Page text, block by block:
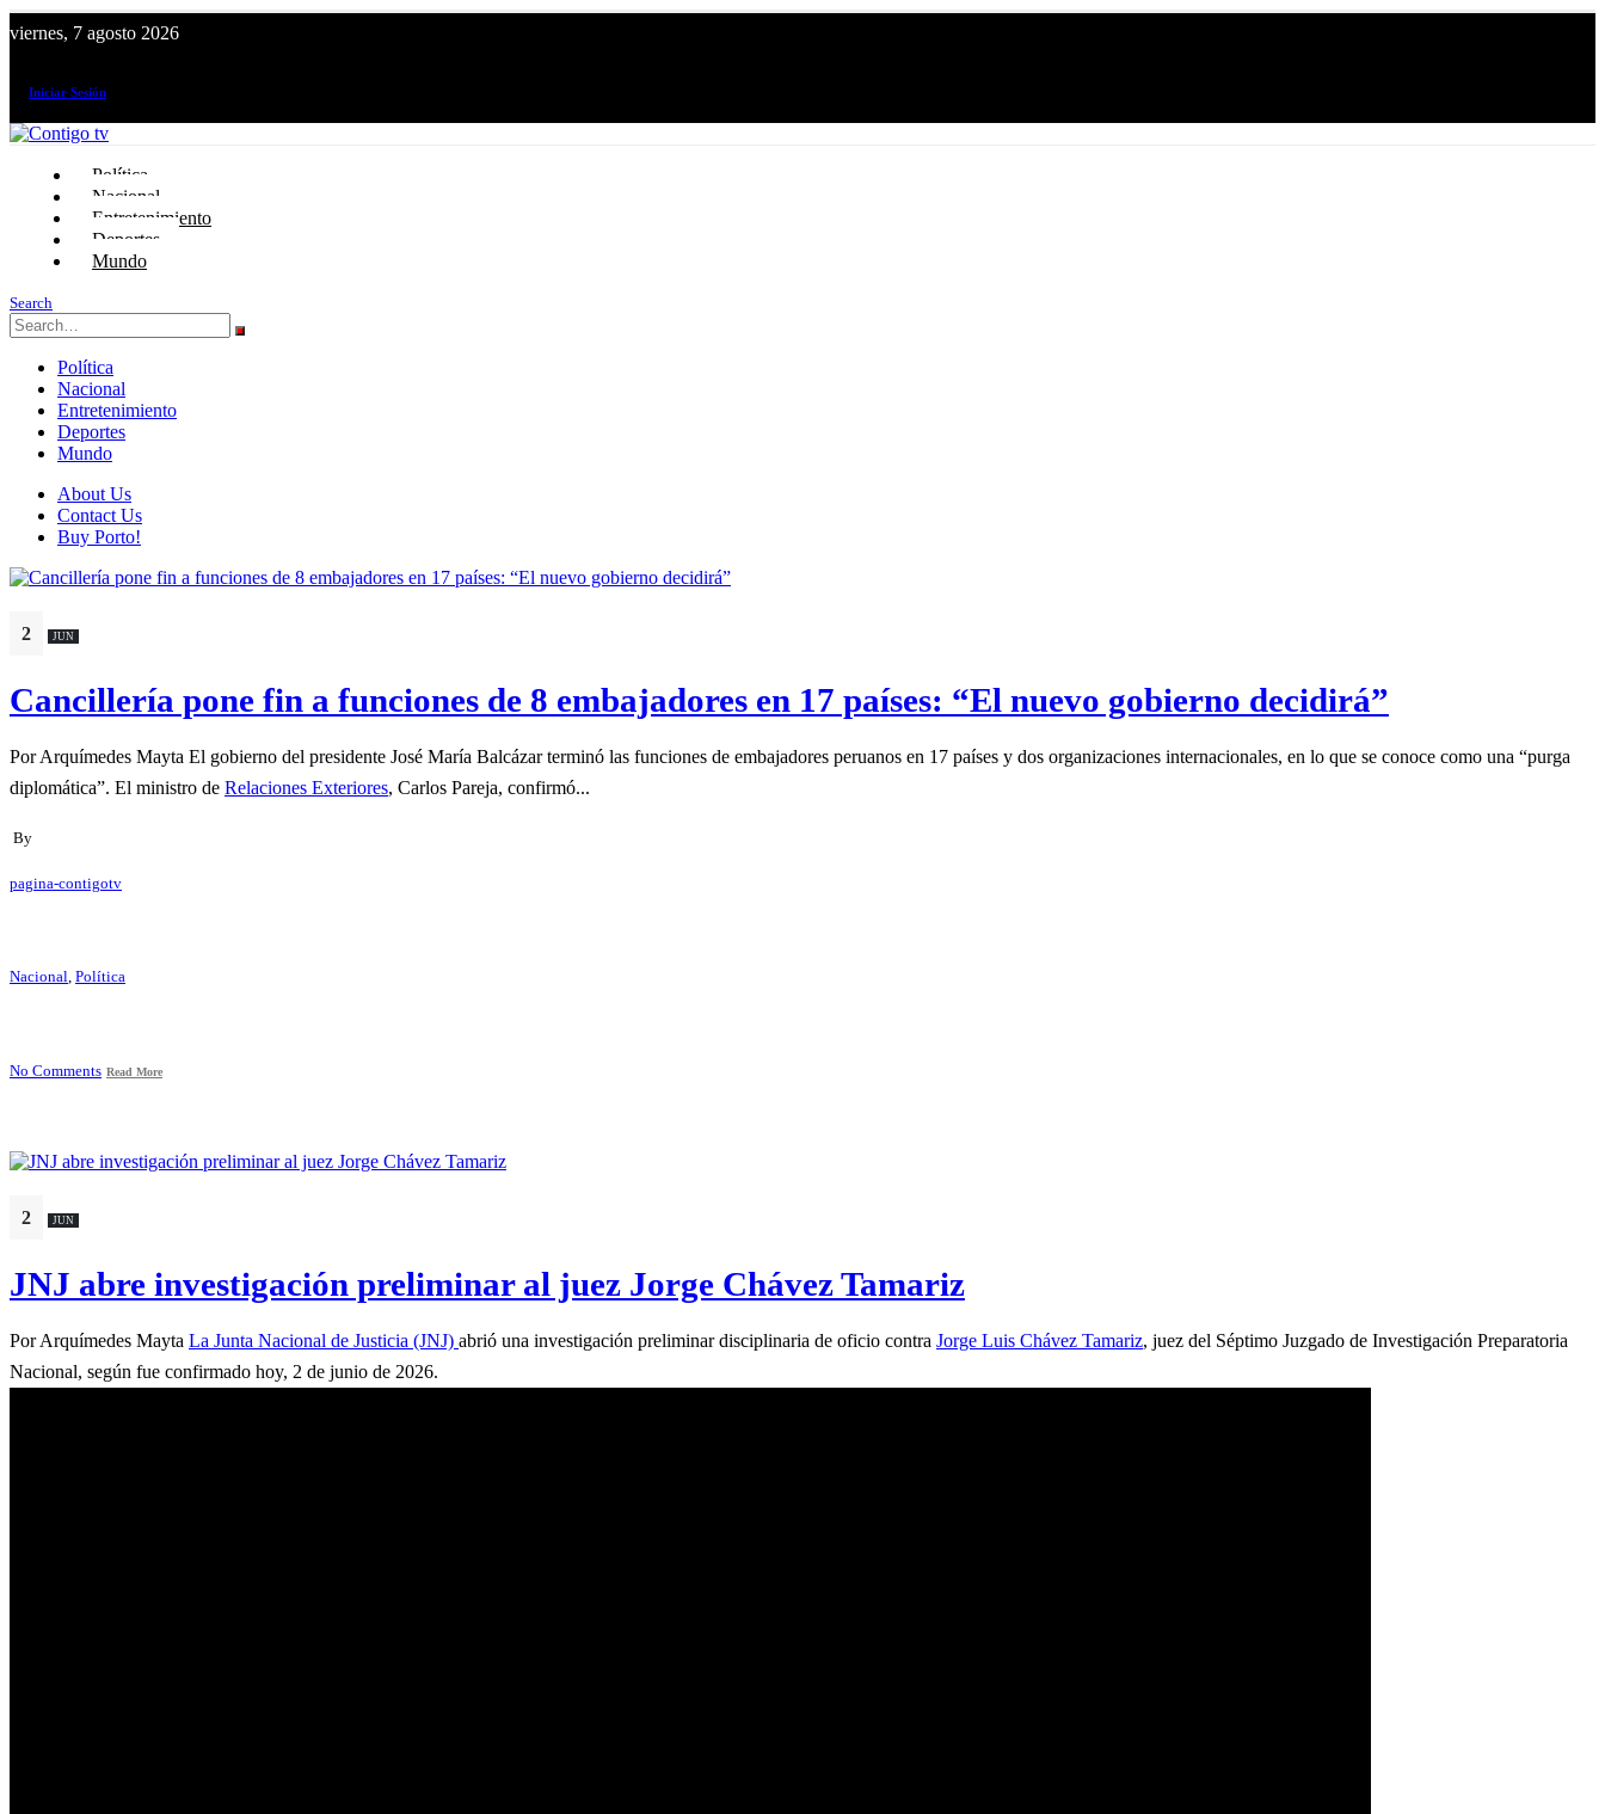
viernes, 7 agosto 2026
Iniciar Sesión
Política
Nacional
Entretenimiento
Deportes
Mundo
Search
Política
Nacional
Entretenimiento
Deportes
Mundo
About Us
Contact Us
Buy Porto!
2 JUN
Cancillería pone fin a funciones de 8 embajadores en 17 países: “El nuevo gobierno decidirá”
Por Arquímedes Mayta El gobierno del presidente José María Balcázar terminó las funciones de embajadores peruanos en 17 países y dos organizaciones internacionales, en lo que se conoce como una “purga
diplomática”. El ministro de Relaciones Exteriores, Carlos Pareja, confirmó...
By
pagina-contigotv
Nacional Política
No Comments Read More
2 JUN
JNJ abre investigación preliminar al juez Jorge Chávez Tamariz
Por Arquímedes Mayta La Junta Nacional de Justicia (JNJ) abrió una investigación preliminar disciplinaria de oficio contra Jorge Luis Chávez Tamariz, juez del Séptimo Juzgado de Investigación Preparatoria
Nacional, según fue confirmado hoy, 2 de junio de 2026.